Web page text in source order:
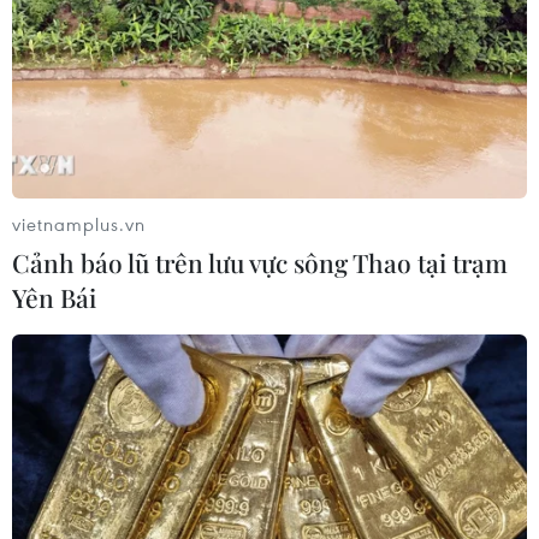
TIN CÙNG CHUYÊN MỤC
Áp dụng "luồng xanh" cho nhà đầu
tư dự án hạ tầng công nghiệp phía
Đông Đắk Lắk
08/08/2026 01:45
vietnamplus.vn
Cảnh báo lũ trên lưu vực sông Thao tại trạm
Yên Bái